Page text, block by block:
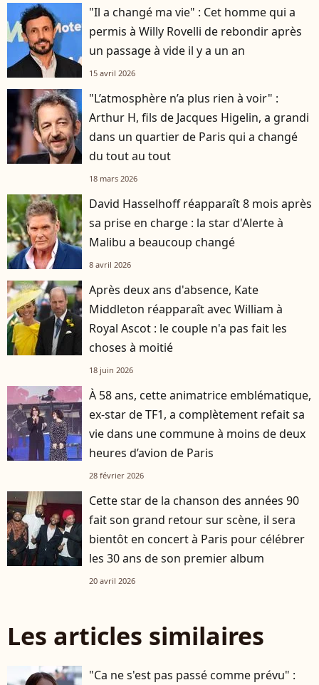
"Il a changé ma vie" : Cet homme qui a
permis à Willy Rovelli de rebondir après
un passage à vide il y a un an
15 avril 2026
"L’atmosphère n’a plus rien à voir" :
Arthur H, fils de Jacques Higelin, a grandi
dans un quartier de Paris qui a changé
du tout au tout
18 mars 2026
David Hasselhoff réapparaît 8 mois après
sa prise en charge : la star d'Alerte à
Malibu a beaucoup changé
8 avril 2026
Après deux ans d'absence, Kate
Middleton réapparaît avec William à
Royal Ascot : le couple n'a pas fait les
choses à moitié
18 juin 2026
À 58 ans, cette animatrice emblématique,
ex-star de TF1, a complètement refait sa
vie dans une commune à moins de deux
heures d’avion de Paris
28 février 2026
Cette star de la chanson des années 90
fait son grand retour sur scène, il sera
bientôt en concert à Paris pour célébrer
les 30 ans de son premier album
20 avril 2026
Les articles similaires
"Ca ne s'est pas passé comme prévu" :